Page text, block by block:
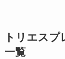
トリエスプ
一覧